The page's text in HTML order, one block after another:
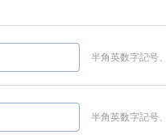
半角英数字記号
半角英数字記号